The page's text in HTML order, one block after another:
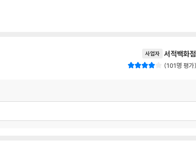
사업자 서적백화점
101명 평가